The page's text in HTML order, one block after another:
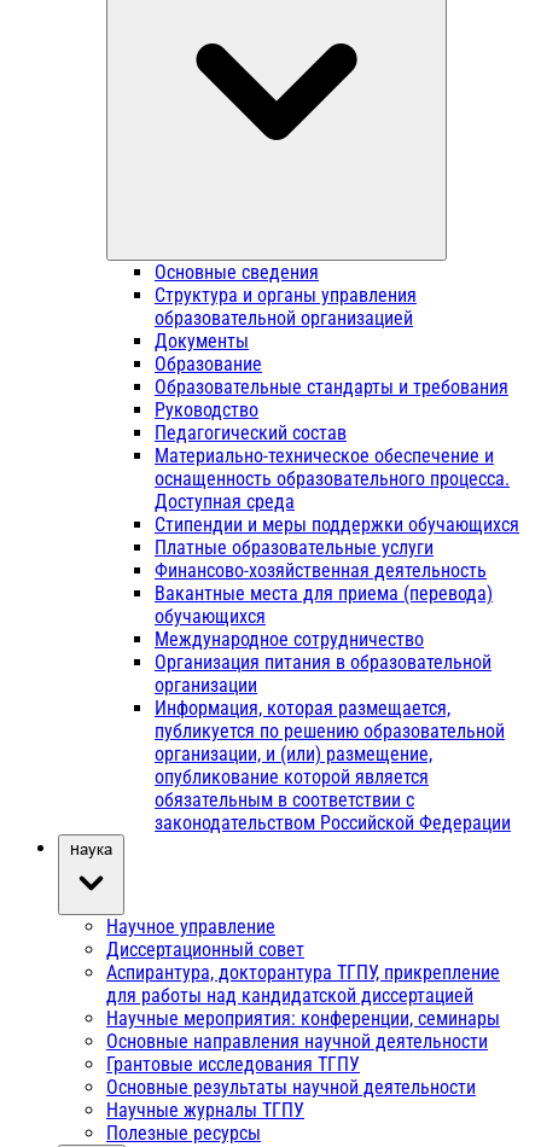
Основные сведения
Структура и органы управления
образовательной организацией
Документы
Образование
Образовательные стандарты и требования
Руководство
Педагогический состав
Материально-техническое обеспечение и
оснащенность образовательного процесса.
Доступная среда
Стипендии и меры поддержки обучающихся
Платные образовательные услуги
Финансово-хозяйственная деятельность
Вакантные места для приема (перевода)
обучающихся
Международное сотрудничество
Организация питания в образовательной
организации
Информация, которая размещается,
публикуется по решению образовательной
организации, и (или) размещение,
опубликование которой является
обязательным в соответствии с
законодательством Российской Федерации
Наука
Научное управление
Диссертационный совет
Аспирантура, докторантура ТГПУ, прикрепление
для работы над кандидатской диссертацией
Научные мероприятия: конференции, семинары
Основные направления научной деятельности
Грантовые исследования ТГПУ
Основные результаты научной деятельности
Научные журналы ТГПУ
Полезные ресурсы